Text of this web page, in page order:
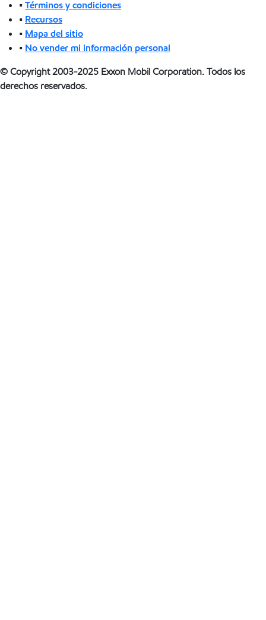
•Términos y condiciones
• Recursos
• Mapa del sitio
• No vender mi información personal
© Copyright 2003-2025 Exxon Mobil Corporation. Todos los
derechos reservados.